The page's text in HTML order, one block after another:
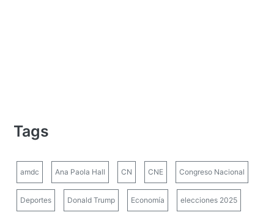
Tags
amdc Ana Paola Hall CN CNE Congreso Nacional
Deportes Donald Trump Economía elecciones 2025